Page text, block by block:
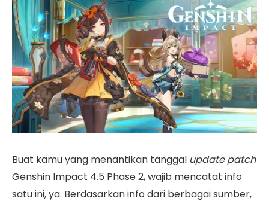
Buat kamu yang menantikan tanggal update patch
Genshin Impact 4.5 Phase 2, wajib mencatat info
satu ini, ya. Berdasarkan info dari berbagai sumber,